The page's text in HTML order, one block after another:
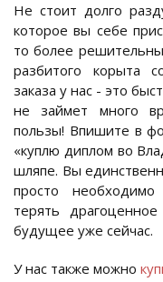
Не стоит долго
которое вы себе
то более
разбитого корыта
заказа у нас - это
не займет много
пользы! Впишите в
«куплю диплом во
шляпе. Вы
просто
терять
будущее уже сейчас.
У нас также можно